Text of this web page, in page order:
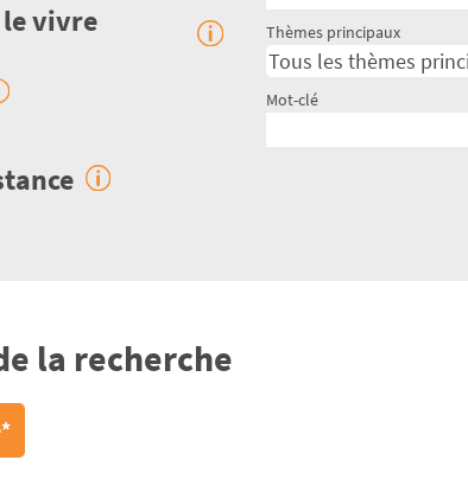
vivre
Thèmes principaux
Mot-clé
la recherche